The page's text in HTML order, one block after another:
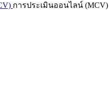
การประเมินออนไลน์ (MCV)